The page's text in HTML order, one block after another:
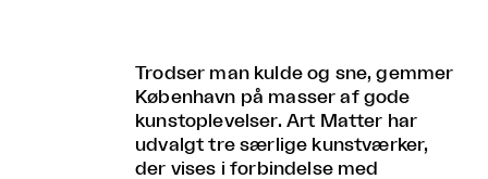
Trodser man kulde og sne, gemmer
København på masser af gode
kunstoplevelser. Art Matter har
udvalgt tre særlige kunstværker,
der vises i forbindelse med